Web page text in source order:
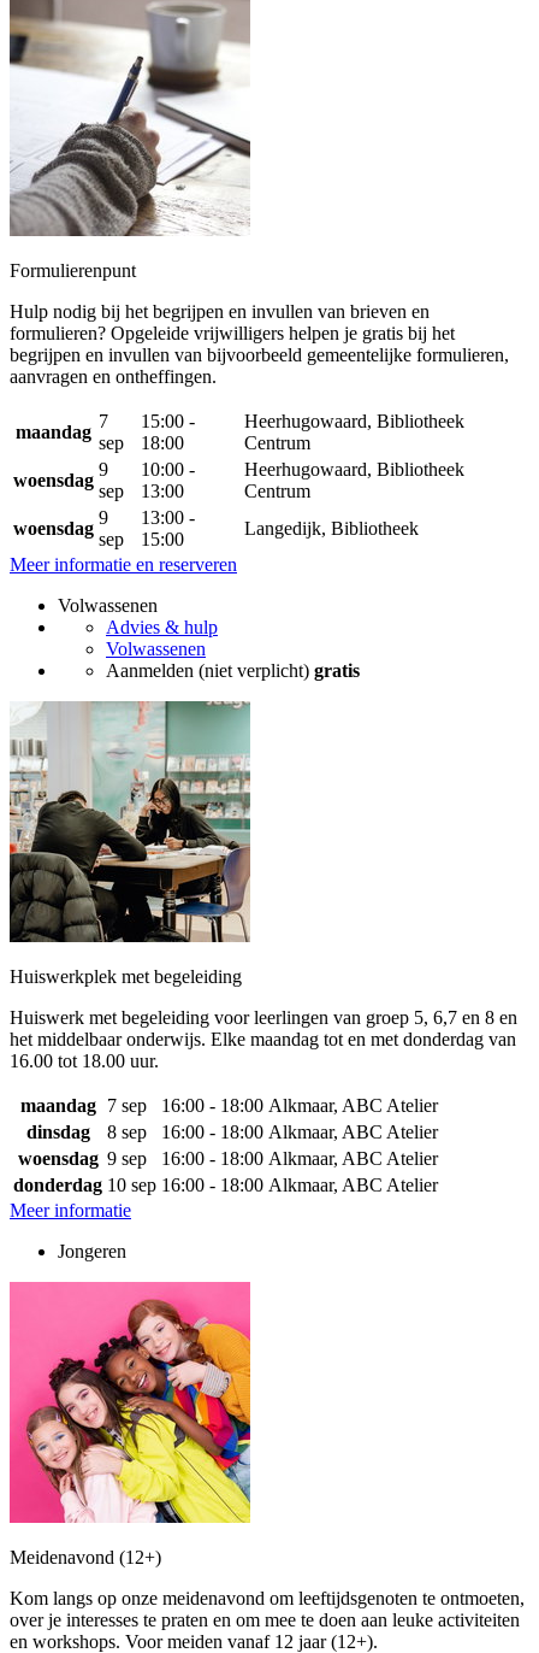
Formulierenpunt
Hulp nodig bij het begrijpen en invullen van brieven en
formulieren? Opgeleide vrijwilligers helpen je gratis bij het
begrijpen en invullen van bijvoorbeeld gemeentelijke formulieren,
aanvragen en ontheffingen.
maandag
7
sep
15:00 -
18:00
Heerhugowaard, Bibliotheek
Centrum
woensdag
9
sep
10:00 -
13:00
Heerhugowaard, Bibliotheek
Centrum
woensdag
9
sep
13:00 -
15:00
Langedijk, Bibliotheek
Meer informatie en reserveren
Volwassenen
Advies & hulp
Volwassenen
Aanmelden (niet verplicht) gratis
Huiswerkplek met begeleiding
Huiswerk met begeleiding voor leerlingen van groep 5, 6,7 en 8 en
het middelbaar onderwijs. Elke maandag tot en met donderdag van
16.00 tot 18.00 uur.
maandag 7 sep 16:00 - 18:00 Alkmaar, ABC Atelier
dinsdag
8 sep 16:00 - 18:00 Alkmaar, ABC Atelier
woensdag 9 sep 16:00 - 18:00 Alkmaar, ABC Atelier
donderdag 10 sep 16:00 - 18:00 Alkmaar, ABC Atelier
Meer informatie
Jongeren
Meidenavond (12+)
Kom langs op onze meidenavond om leeftijdsgenoten te ontmoeten,
over je interesses te praten en om mee te doen aan leuke activiteiten
en workshops. Voor meiden vanaf 12 jaar (12+).